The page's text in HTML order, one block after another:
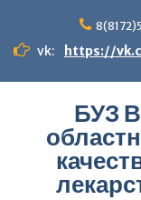
содержимому
vk: https://
БУЗ